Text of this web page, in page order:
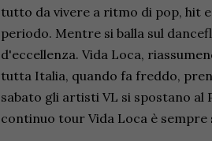
tutto da vivere a ritmo di pop, hit
periodo. Mentre si balla sul
d'eccellenza. Vida Loca,
tutta Italia, quando fa freddo,
sabato gli artisti VL si spostano al
continuo tour Vida Loca è sempre